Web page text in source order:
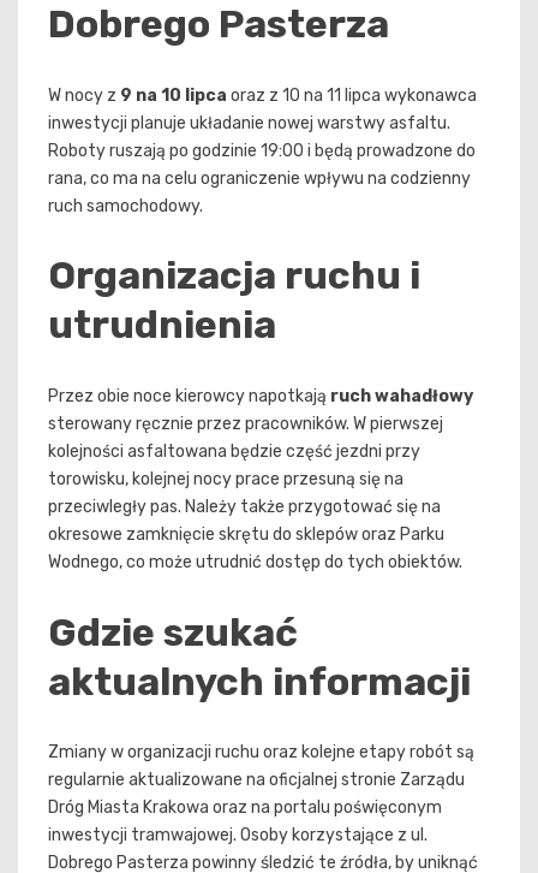
Dobrego Pasterza
W nocy z 9 na 10 lipca oraz z 10 na 11 lipca wykonawca
inwestycji planuje układanie nowej warstwy asfaltu.
Roboty ruszają po godzinie 19:00 i będą prowadzone do
rana, co ma na celu ograniczenie wpływu na codzienny
ruch samochodowy.
Organizacja ruchu i
utrudnienia
Przez obie noce kierowcy napotkają ruch wahadłowy
sterowany ręcznie przez pracowników. W pierwszej
kolejności asfaltowana będzie część jezdni przy
torowisku, kolejnej nocy prace przesuną się na
przeciwległy pas. Należy także przygotować się na
okresowe zamknięcie skrętu do sklepów oraz Parku
Wodnego, co może utrudnić dostęp do tych obiektów.
Gdzie szukać
aktualnych informacji
Zmiany w organizacji ruchu oraz kolejne etapy robót są
regularnie aktualizowane na oficjalnej stronie Zarządu
Dróg Miasta Krakowa oraz na portalu poświęconym
inwestycji tramwajowej. Osoby korzystające z ul.
Dobrego Pasterza powinny śledzić te źródła, by uniknąć